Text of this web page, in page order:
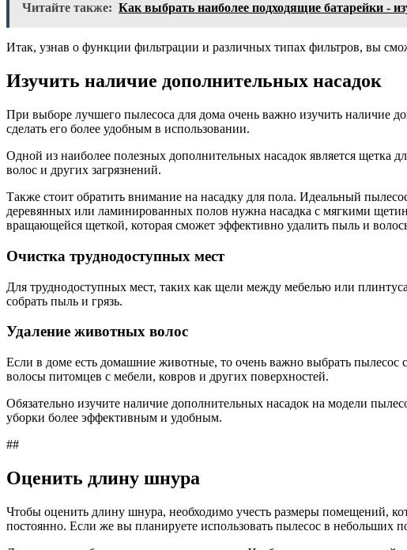
Читайте также: Как выбрать наиболее подходящие батарейки -
Итак, узнав о функции фильтрации и различных типах фильтров, вы
Изучить наличие дополнительных насадок
При выборе лучшего пылесоса для дома очень важно изучить наличие
сделать его более удобным в использовании.
Одной из наиболее полезных дополнительных насадок является
волос и других загрязнений.
Также стоит обратить внимание на насадку для пола. Идеальный
деревянных или ламинированных полов нужна насадка с мягкими
вращающейся щеткой, которая сможет эффективно удалить пыль и
Очистка труднодоступных мест
Для труднодоступных мест, таких как щели между мебелью или
собрать пыль и грязь.
Удаление животных волос
Если в доме есть домашние животные, то очень важно выбрать пылесос
волосы питомцев с мебели, ковров и других поверхностей.
Обязательно изучите наличие дополнительных насадок на модели
уборки более эффективным и удобным.
##
Оценить длину шнура
Чтобы оценить длину шнура, необходимо учесть размеры помещений,
постоянно. Если же вы планируете использовать пылесос в небольших